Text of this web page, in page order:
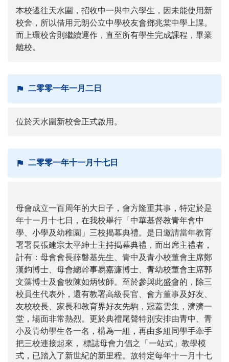
本校遷往天水圍，招收中一與中六學生，因未能使用新
校舍，所以借用元朗公立中學校友會鄧兆棠中學上課。
而上環校舍則繼續運作，直至所有學生完成課程，畢業
離校。
二零零一年一月二日
位於天水圍新校舍正式啟用。
二零零一年十一月十七日
母會成立一百周年的大日子，會方隆重其事，特定於是
年十一月十七日，在我校舉行「中華基督教青年會中
學、小學及幼稚園」三校揭幕典禮。是日邀請當年教育
署署長張建宗太平紳士主持揭幕典禮，而出席主禮者，
計有：母會會長薛磐基先生、青中及青小校董會主席鄭
漢鈞博士、母會總幹事易嘉濂博士、青幼校董會主席郭
文藻博士及會牧陳如炳牧師。至於參與此盛會的，除三
校員生代表外，還有教署高級長官、會方董事及好友、
友校校長、家長和教育界好友先駒，冠蓋雲集，濟濟一
堂，場面非常熱烈。更於典禮尾聲特別安排由青中、青
小及青幼學生各一名，構為一組，再由多組同學手牽手
把三校連接起來， 標誌母會力倡之「一站式」教學模
式，已踏入了新世紀的新里程。故特定每年十一月十七